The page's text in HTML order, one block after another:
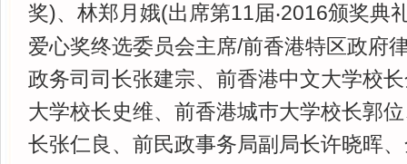
奖)、林郑月娥(出席第11届‧2016颁奖典
爱心奖终选委员会主席/前香港特区政府
政务司司长张建宗、前香港中文大学校
大学校长史维、前香港城巿大学校长郭
长张仁良、前民政事务局副局长许晓晖